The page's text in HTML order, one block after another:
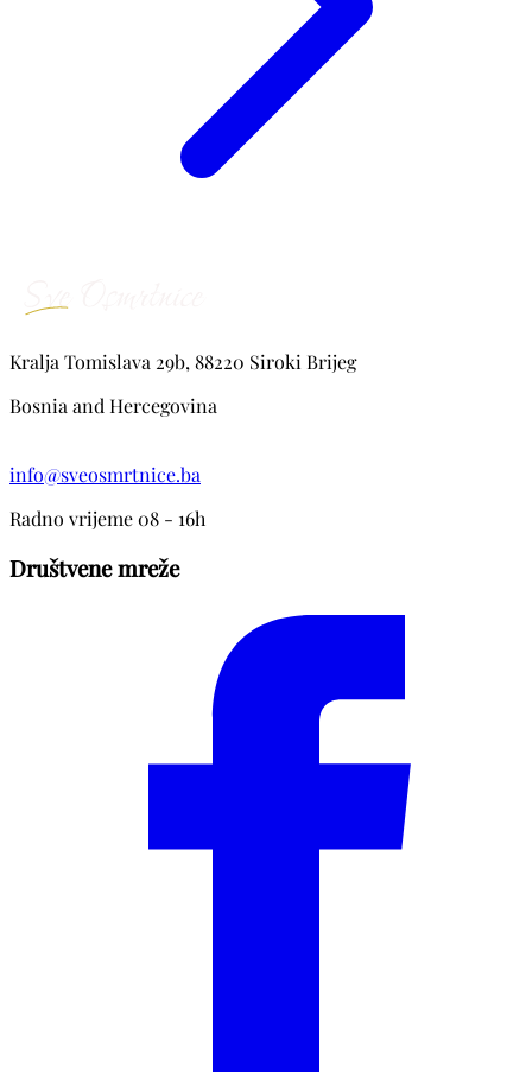
Kralja Tomislava 29b, 88220 Siroki Brijeg
Bosnia and Hercegovina
info@sveosmrtnice.ba
Radno vrijeme 08 - 16h
Društvene mreže